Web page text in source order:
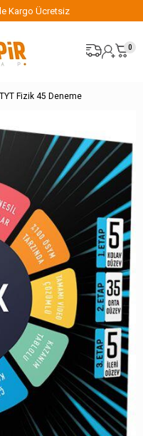
Ücretsiz
0
Fizik 45 Deneme